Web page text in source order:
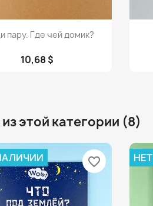
Просмотр
пару. Где чей домик?
10,68 $
этой категории (8)
favorite_border